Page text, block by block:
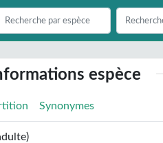
espèce
Synonymes